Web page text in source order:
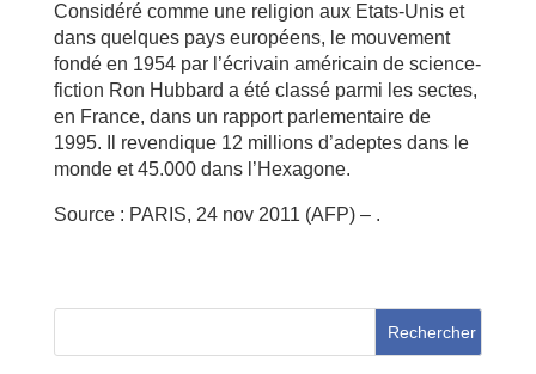
Considéré comme une religion aux Etats-Unis et
dans quelques pays européens, le mouvement
fondé en 1954 par l’écrivain américain de science-
fiction Ron Hubbard a été classé parmi les sectes,
en France, dans un rapport parlementaire de
1995. Il revendique 12 millions d’adeptes dans le
monde et 45.000 dans l’Hexagone.
Source : PARIS, 24 nov 2011 (AFP) – .